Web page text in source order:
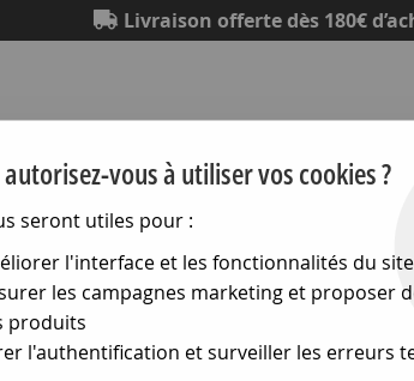
Livraison offerte dès 180€
>Connecteurs din et mini din >
vous à utiliser vos cookies ?
seront utiles pour :
l'interface et les fonctionnalités du site
les campagnes marketing et proposer
produits
l'authentification et surveiller les erreurs